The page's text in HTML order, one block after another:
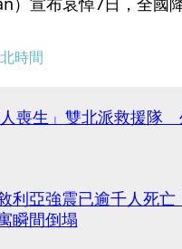
時間
喪生」雙北派救援隊
利亞強震已逾千人死亡
瞬間倒塌